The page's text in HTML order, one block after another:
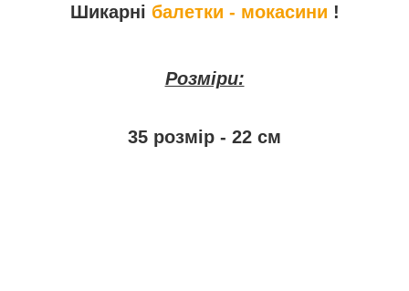
Шикарні балетки - мокасини !
Розміри:
35 розмір - 22 см